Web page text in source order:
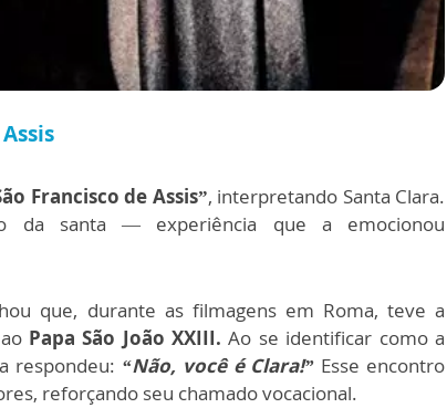
Francisco de Assis”, interpretando Santa Clara.
da santa — experiência que a emocionou
que, durante as filmagens em Roma, teve a
Papa São João XXIII. Ao se identificar como a
respondeu: “Não, você é Clara!” Esse encontro
reforçando seu chamado vocacional.